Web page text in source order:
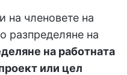
на членовете на
разпределяне на
на работната
или цел